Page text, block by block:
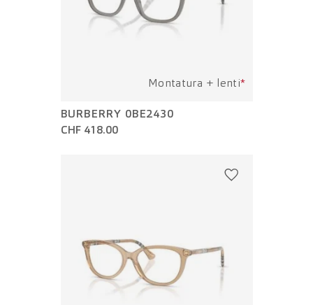
Montatura + lenti*
BURBERRY 0BE2430
CHF 418.00